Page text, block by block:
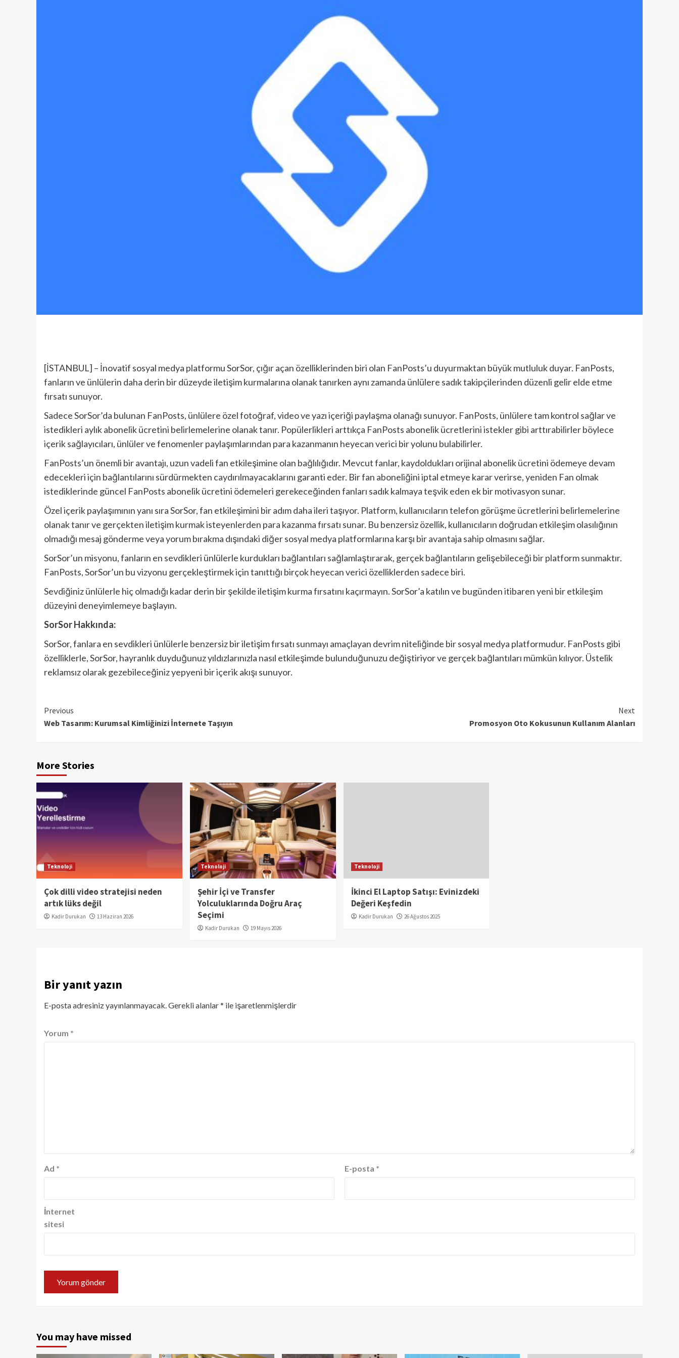
[İSTANBUL] – İnovatif sosyal medya platformu SorSor, çığır açan özelliklerinden biri olan FanPosts’u duyurmaktan büyük mutluluk duyar. FanPosts,
fanların ve ünlülerin daha derin bir düzeyde iletişim kurmalarına olanak tanırken aynı zamanda ünlülere sadık takipçilerinden düzenli gelir elde etme
fırsatı sunuyor.
Sadece SorSor’da bulunan FanPosts, ünlülere özel fotoğraf, video ve yazı içeriği paylaşma olanağı sunuyor. FanPosts, ünlülere tam kontrol sağlar ve
istedikleri aylık abonelik ücretini belirlemelerine olanak tanır. Popülerlikleri arttıkça FanPosts abonelik ücretlerini istekler gibi arttırabilirler böylece
içerik sağlayıcıları, ünlüler ve fenomenler paylaşımlarından para kazanmanın heyecan verici bir yolunu bulabilirler.
FanPosts’un önemli bir avantajı, uzun vadeli fan etkileşimine olan bağlılığıdır. Mevcut fanlar, kaydoldukları orijinal abonelik ücretini ödemeye devam
edecekleri için bağlantılarını sürdürmekten caydırılmayacaklarını garanti eder. Bir fan aboneliğini iptal etmeye karar verirse, yeniden Fan olmak
istediklerinde güncel FanPosts abonelik ücretini ödemeleri gerekeceğinden fanları sadık kalmaya teşvik eden ek bir motivasyon sunar.
Özel içerik paylaşımının yanı sıra SorSor, fan etkileşimini bir adım daha ileri taşıyor. Platform, kullanıcıların telefon görüşme ücretlerini belirlemelerine
olanak tanır ve gerçekten iletişim kurmak isteyenlerden para kazanma fırsatı sunar. Bu benzersiz özellik, kullanıcıların doğrudan etkileşim olasılığının
olmadığı mesaj gönderme veya yorum bırakma dışındaki diğer sosyal medya platformlarına karşı bir avantaja sahip olmasını sağlar.
SorSor’un misyonu, fanların en sevdikleri ünlülerle kurdukları bağlantıları sağlamlaştırarak, gerçek bağlantıların gelişebileceği bir platform sunmaktır.
FanPosts, SorSor’un bu vizyonu gerçekleştirmek için tanıttığı birçok heyecan verici özelliklerden sadece biri.
Sevdiğiniz ünlülerle hiç olmadığı kadar derin bir şekilde iletişim kurma fırsatını kaçırmayın. SorSor’a katılın ve bugünden itibaren yeni bir etkileşim
düzeyini deneyimlemeye başlayın.
SorSor Hakkında:
SorSor, fanlara en sevdikleri ünlülerle benzersiz bir iletişim fırsatı sunmayı amaçlayan devrim niteliğinde bir sosyal medya platformudur. FanPosts gibi
özelliklerle, SorSor, hayranlık duyduğunuz yıldızlarınızla nasıl etkileşimde bulunduğunuzu değiştiriyor ve gerçek bağlantıları mümkün kılıyor. Üstelik
reklamsız olarak gezebileceğiniz yepyeni bir içerik akışı sunuyor.
Continue
Reading
Previous
Web Tasarım: Kurumsal Kimliğinizi İnternete Taşıyın
Next
Promosyon Oto Kokusunun Kullanım Alanları
More Stories
Teknoloji
Çok dilli video stratejisi neden
artık lüks değil
Kadir Durukan 13 Haziran 2026
Teknoloji
Şehir İçi ve Transfer
Yolculuklarında Doğru Araç
Seçimi
Kadir Durukan 19 Mayıs 2026
Teknoloji
İkinci El Laptop Satışı: Evinizdeki
Değeri Keşfedin
Kadir Durukan 26 Ağustos 2025
Bir yanıt yazın
E-posta adresiniz yayınlanmayacak.Gerekli alanlar* ile işaretlenmişlerdir
Yorum *
Ad * E-posta *
İnternet
sitesi
You may have missed